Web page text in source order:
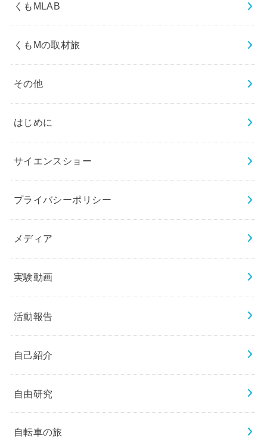
くもMLAB
くもMの取材旅
その他
はじめに
サイエンスショー
プライバシーポリシー
メディア
実験動画
活動報告
自己紹介
自由研究
自転車の旅